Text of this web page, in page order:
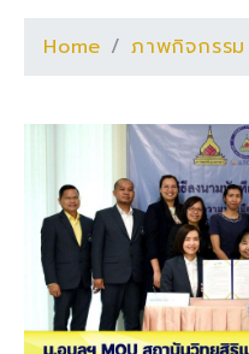
Home ภาพกิจกรรม